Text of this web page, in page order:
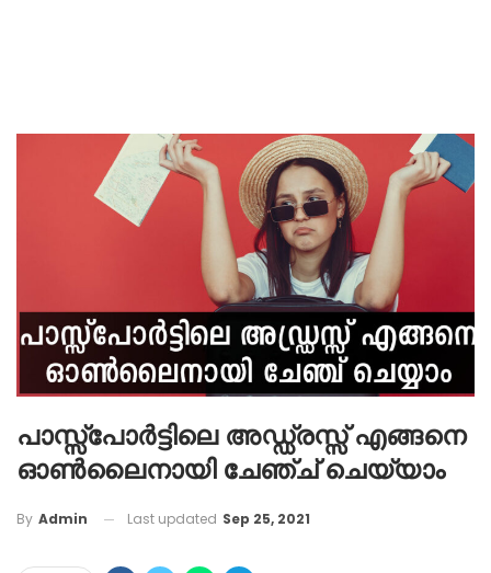
പാസ്സ്പോർട്ടിലെ അഡ്ഡ്രസ്സ്‌ എങ്ങനെ
ഓൺലൈനായി ചേഞ്ച് ചെയ്യാം
By Admin Last updated Sep 25, 2021